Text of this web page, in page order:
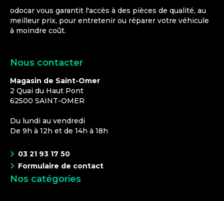
odocar vous garantit l'accès à des pièces de qualité, au
meilleur prix, pour entretenir ou réparer votre véhicule
à moindre coût.
Nous contacter
Magasin de Saint-Omer
2 Quai du Haut Pont
62500 SAINT-OMER
Du lundi au vendredi
De 9h à 12h et de 14h à 18h
03 21 93 17 50
Formulaire de contact
Nos catégories